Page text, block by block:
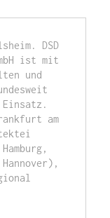
DSD
ist mit
und
am